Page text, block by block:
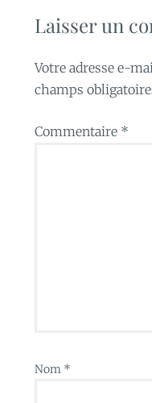
Laisser un
Votre adresse e-
champs
Commentaire *
Nom *